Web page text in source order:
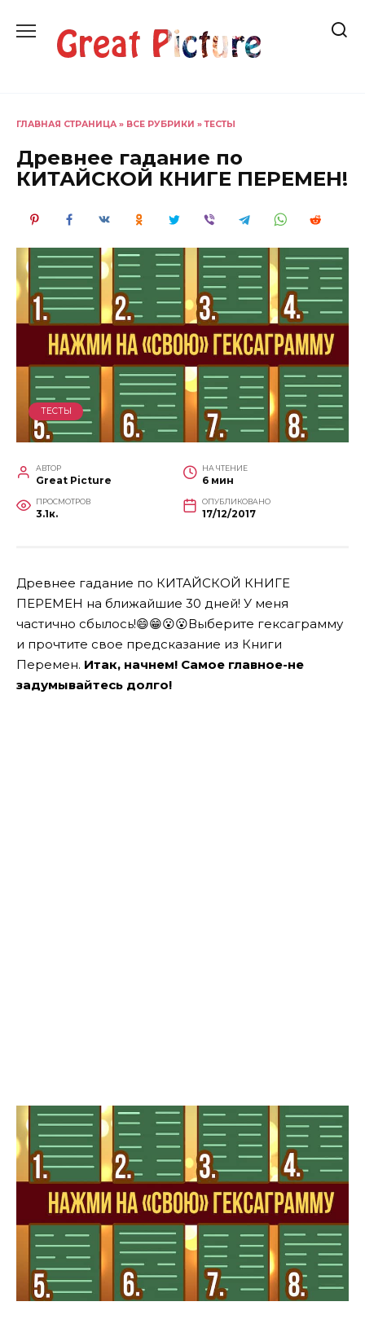
содержанию
ГЛАВНАЯ СТРАНИЦА » ВСЕ РУБРИКИ »ТЕСТЫ
Древнее гадание по
КИТАЙСКОЙ КНИГЕ ПЕРЕМЕН!
ТЕСТЫ
АВТОР
Great Picture
НА ЧТЕНИЕ
6 мин
ПРОСМОТРОВ
3.1к.
ОПУБЛИКОВАНО
17/12/2017
Древнее гадание по КИТАЙСКОЙ КНИГЕ
ПЕРЕМЕН на ближайшие 30 дней! У меня
частично сбылось!😄😁😮😮Выберите гексаграмму
и прочтите свое предсказание из Книги
Перемен. Итак, начнем! Самое главное-не
задумывайтесь долго!